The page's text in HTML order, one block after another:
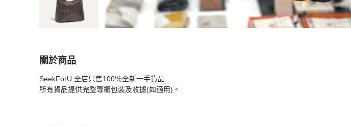
關於商品
關於GOYARD Boheme Hobo - black 黑色
SeekForU 全店只售100％全新一手貨品
所有貨品提供完整專櫃包裝及收據(如適用)。